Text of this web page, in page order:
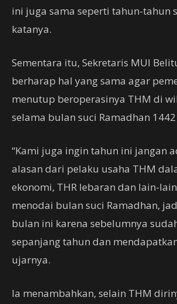
ini juga sama seperti tahun-tahun
katanya.
Sementara itu, Sekretaris MUI
berharap hal yang sama agar
menutup beroperasinya THM di
selama bulan suci Ramadhan
“Kami juga ingin tahun ini jangan
alasan dari pelaku usaha THM
ekonomi, THR lebaran dan lain-
menodai bulan suci Ramadhan,
bulan ini karena sebelumnya
sepanjang tahun dan
ujarnya.
Ia menambahkan, selain THM